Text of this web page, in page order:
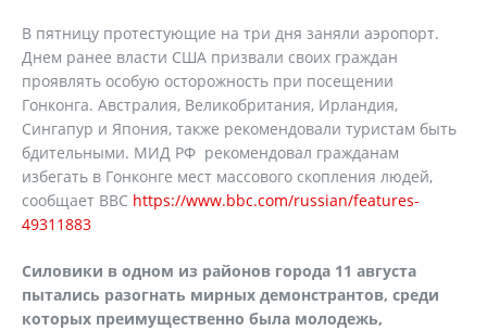
В пятницу протестующие на три дня заняли аэропорт.
Днем ранее власти США призвали своих граждан
проявлять особую осторожность при посещении
Гонконга. Австралия, Великобритания, Ирландия,
Сингапур и Япония, также рекомендовали туристам быть
бдительными. МИД РФ рекомендовал гражданам
избегать в Гонконге мест массового скопления людей,
сообщает ВВС https://www.bbc.com/russian/features-
49311883
Силовики в одном из районов города 11 августа
пытались разогнать мирных демонстрантов, среди
которых преимущественно была молодежь,